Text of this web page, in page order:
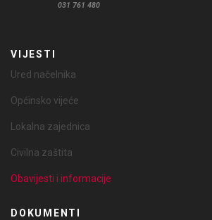
031 761 480
VIJESTI
Ured načelnika
Općinsko vijeće
Lokalna zajednica
Civilna zaštita
Obavijesti i informacije
DOKUMENTI